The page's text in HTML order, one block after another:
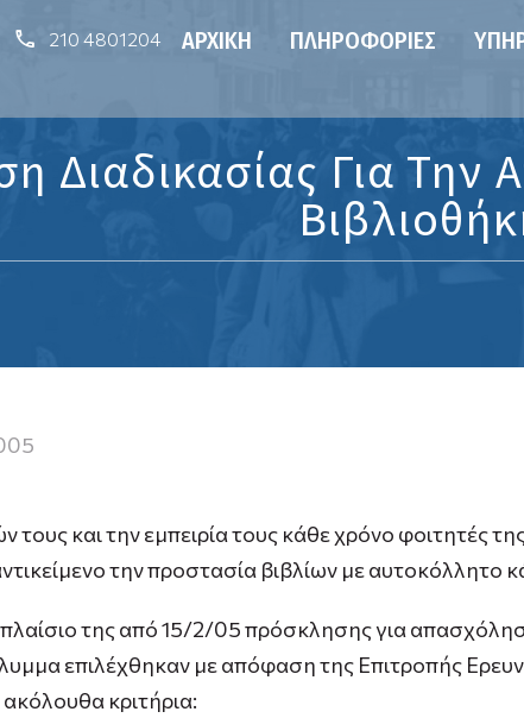
210 4801204 ΑΡΧΙΚΉ ΠΛΗΡΟΦΟΡΊΕΣ
Διαδικασίας Για Την
τους και την εμπειρία τους κάθε χρόνο φοιτητές
την προστασία βιβλίων με αυτοκόλλητο
της από 15/2/05 πρόσκλησης για
επιλέχθηκαν με απόφαση της Επιτροπής
κριτήρια: